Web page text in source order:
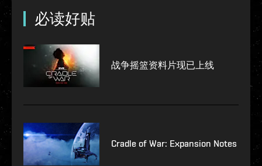
必读好贴
战争摇篮资料片现已上线
Cradle of War: Expansion Notes